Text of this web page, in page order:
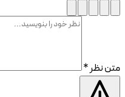
متن نظر *